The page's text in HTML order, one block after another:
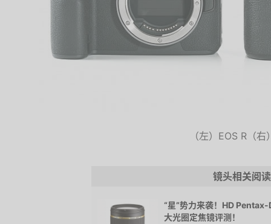
（左）EOS R（
镜头相关阅读
“星”势力来袭！HD
大光圈定焦镜评测！